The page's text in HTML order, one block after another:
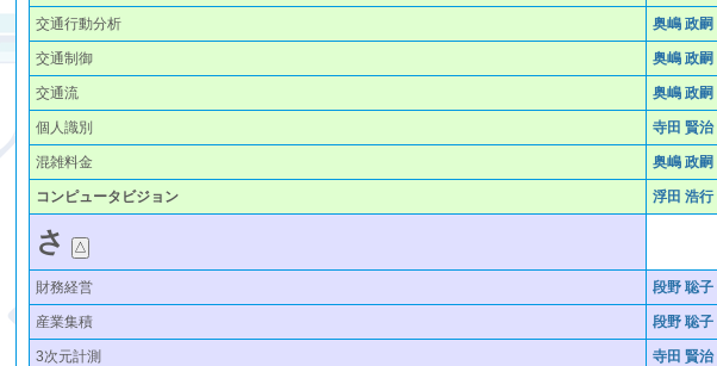
交通行動分析 奥嶋 政嗣
交通制御 奥嶋 政嗣
交通流 奥嶋 政嗣
個人識別 寺田 賢治
混雑料金 奥嶋 政嗣
コンピュータビジョン 浮田 浩行
さ
財務経営 段野 聡子
産業集積 段野 聡子
3次元計測 寺田 賢治